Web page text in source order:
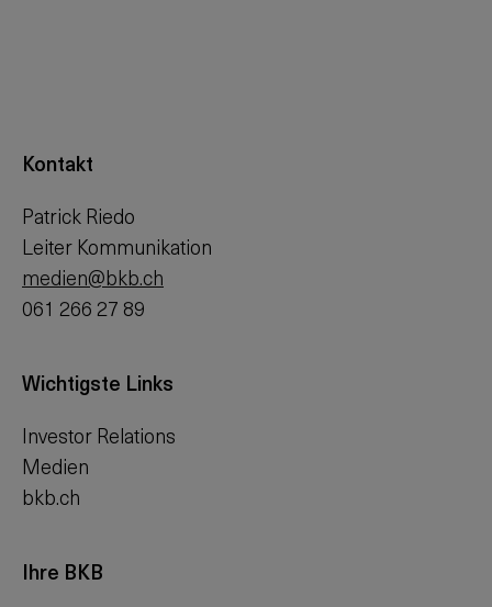
Kontakt
Patrick Riedo
Leiter Kommunikation
medien@bkb.ch
061 266 27 89
Wichtigste Links
Investor Relations
Medien
bkb.ch
Ihre BKB